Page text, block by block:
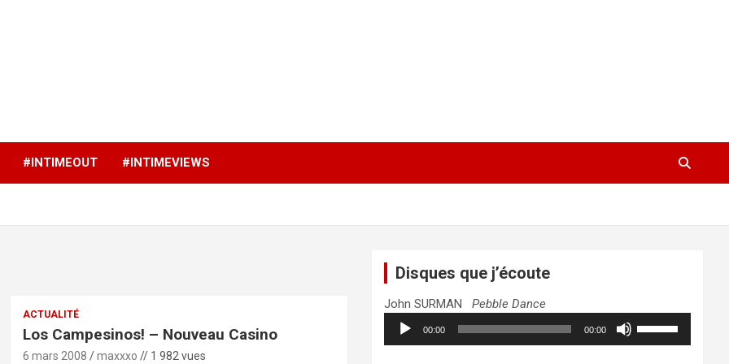
#INTIMEOUT #INTIMEVIEWS
ACTUALITÉ
Los Campesinos! – Nouveau Casino
6 mars 2008 maxxxo // 1 982 vues
Disques que j’écoute
John SURMANPebble Dance
Lecteur
audio
00:00 00:00